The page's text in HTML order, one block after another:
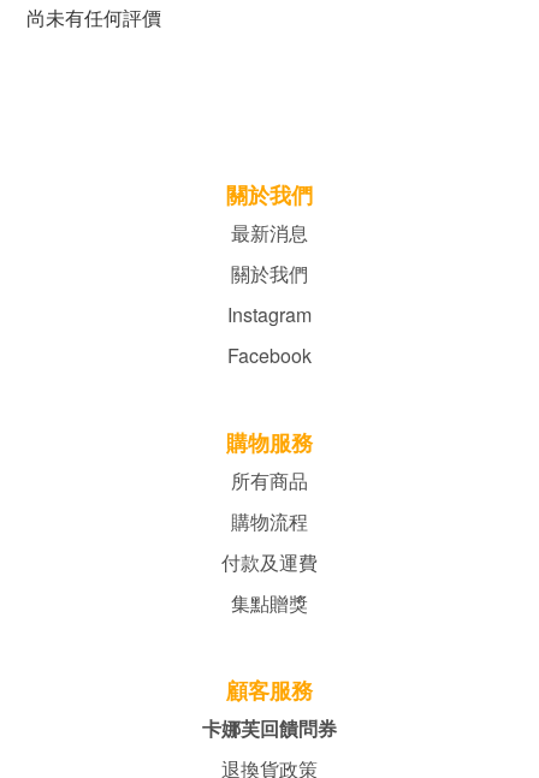
尚未有任何評價
關於我們
最新消息
關於我們
Instagram
Facebook
購物服務
所有商品
購物流程
付款及運費
集點贈獎
顧客服務
卡娜芙回饋問券
退換貨政策